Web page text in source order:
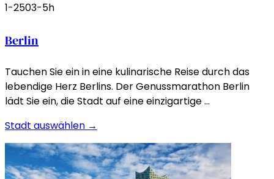
1-2503-5h
Berlin
Tauchen Sie ein in eine kulinarische Reise durch das
lebendige Herz Berlins. Der Genussmarathon Berlin
lädt Sie ein, die Stadt auf eine einzigartige …
Stadt auswählen →